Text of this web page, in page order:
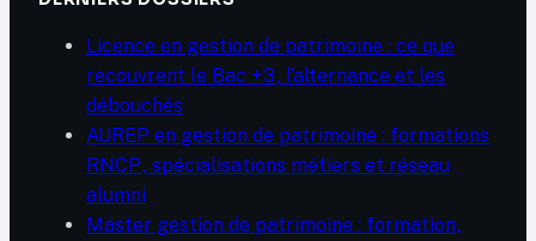
Licence en gestion de patrimoine : ce que
recouvrent le Bac +3, l’alternance et les
débouchés
AUREP en gestion de patrimoine : formations
RNCP, spécialisations métiers et réseau
alumni
Master gestion de patrimoine : formation,